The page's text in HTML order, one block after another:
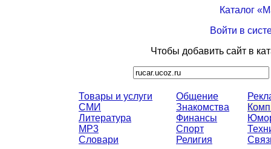
Каталог
Войти в
Чтобы добавить сайт в
Товары и услуги
СМИ
Литература
MP3
Словари
Общение
Знакомства
Финансы
Спорт
Религия